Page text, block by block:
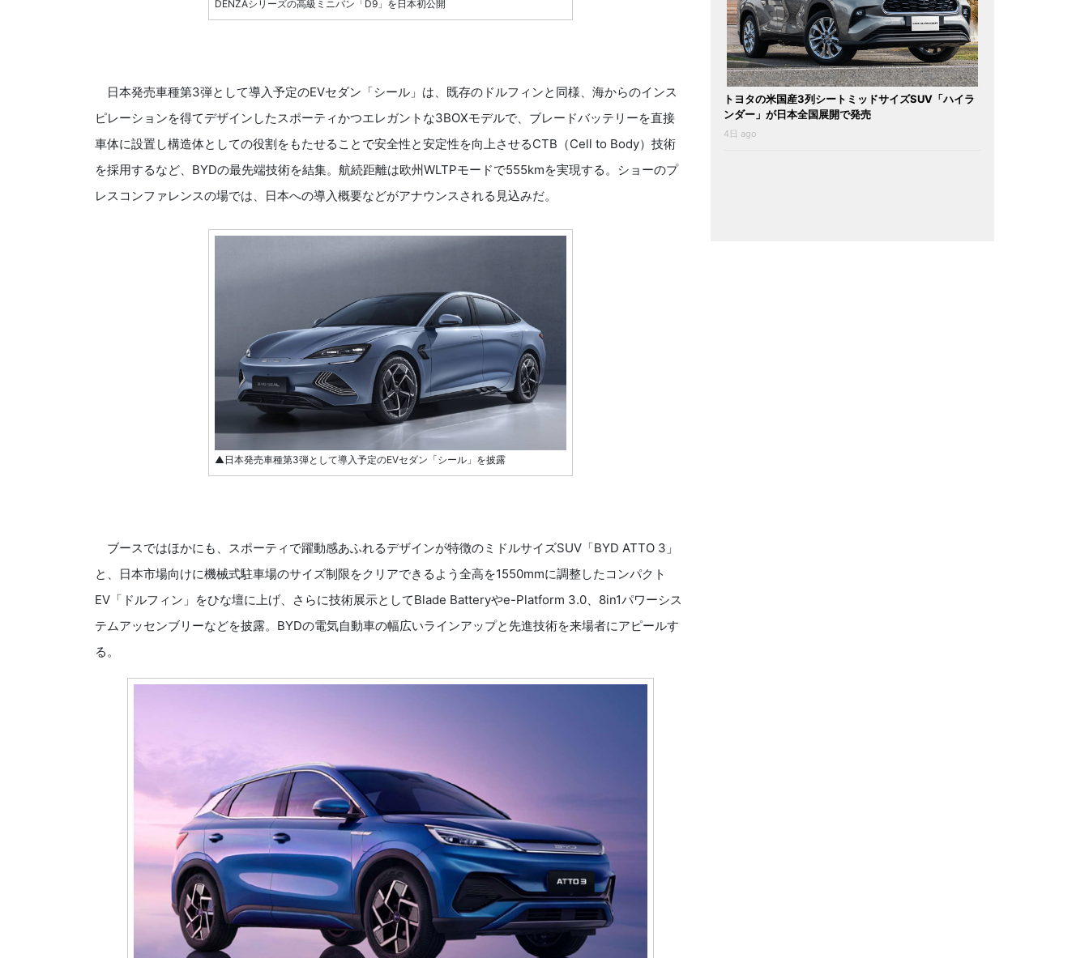
DENZAシリーズの高級ミニバン「D9」を日本初公開
日本発売車種第3弾として導入予定のEVセダン「シール」は、既存のドルフィンと同様、海からのインス
ピレーションを得てデザインしたスポーティかつエレガントな3BOXモデルで、ブレードバッテリーを直接
車体に設置し構造体としての役割をもたせることで安全性と安定性を向上させるCTB（Cell to Body）技術
を採用するなど、BYDの最先端技術を結集。航続距離は欧州WLTPモードで555kmを実現する。ショーのプ
レスコンファレンスの場では、日本への導入概要などがアナウンスされる見込みだ。
▲日本発売車種第3弾として導入予定のEVセダン「シール」を披露
ブースではほかにも、スポーティで躍動感あふれるデザインが特徴のミドルサイズSUV「BYD ATTO 3」
と、日本市場向けに機械式駐車場のサイズ制限をクリアできるよう全高を1550mmに調整したコンパクト
EV「ドルフィン」をひな壇に上げ、さらに技術展示としてBlade Batteryやe-Platform 3.0、8in1パワーシス
テムアッセンブリーなどを披露。BYDの電気自動車の幅広いラインアップと先進技術を来場者にアピールす
る。
トヨタの米国産3列シートミッドサイズSUV「ハイラ
ンダー」が日本全国展開で発売
4日 ago